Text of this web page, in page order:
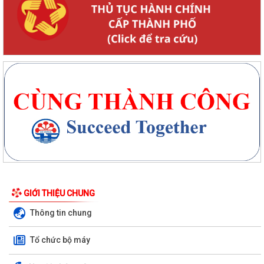
GIỚI THIỆU CHUNG
Thông tin chung
Tổ chức bộ máy